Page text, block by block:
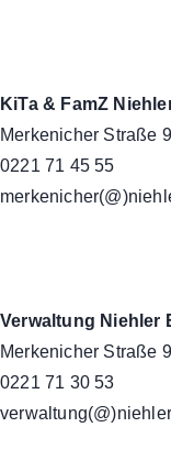
KiTa & FamZ
Merkenicher Straße
0221 71 45 55
Verwaltung Niehler
Merkenicher Straße
0221 71 30 53